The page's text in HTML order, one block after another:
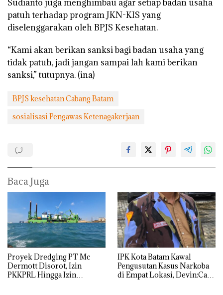
Sudianto juga menghimbau agar setiap badan usaha
patuh terhadap program JKN-KIS yang
diselenggarakan oleh BPJS Kesehatan.
“Kami akan berikan sanksi bagi badan usaha yang
tidak patuh, jadi jangan sampai lah kami berikan
sanksi,” tutupnya. (ina)
BPJS kesehatan Cabang Batam
sosialisasi Pengawas Ketenagakerjaan
Baca Juga
Proyek Dredging PT Mc
Dermott Disorot, Izin
PKKPRL Hingga Izin
IPK Kota Batam Kawal
Pengusutan Kasus Narkoba
di Empat Lokasi, Devin:Cari